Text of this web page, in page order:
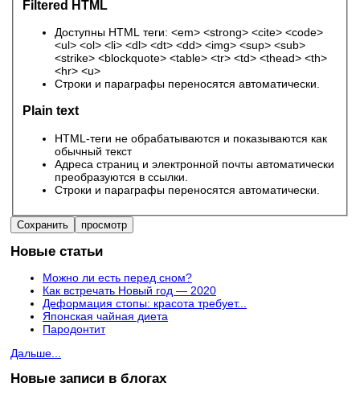
Filtered HTML
Доступны HTML теги: <em> <strong> <cite> <code>
<ul> <ol> <li> <dl> <dt> <dd> <img> <sup> <sub>
<strike> <blockquote> <table> <tr> <td> <thead> <th>
<hr> <u>
Строки и параграфы переносятся автоматически.
Plain text
HTML-теги не обрабатываются и показываются как
обычный текст
Адреса страниц и электронной почты автоматически
преобразуются в ссылки.
Строки и параграфы переносятся автоматически.
Новые статьи
Можно ли есть перед сном?
Как встречать Новый год — 2020
Деформация стопы: красота требует...
Японская чайная диета
Пародонтит
Дальше...
Новые записи в блогах